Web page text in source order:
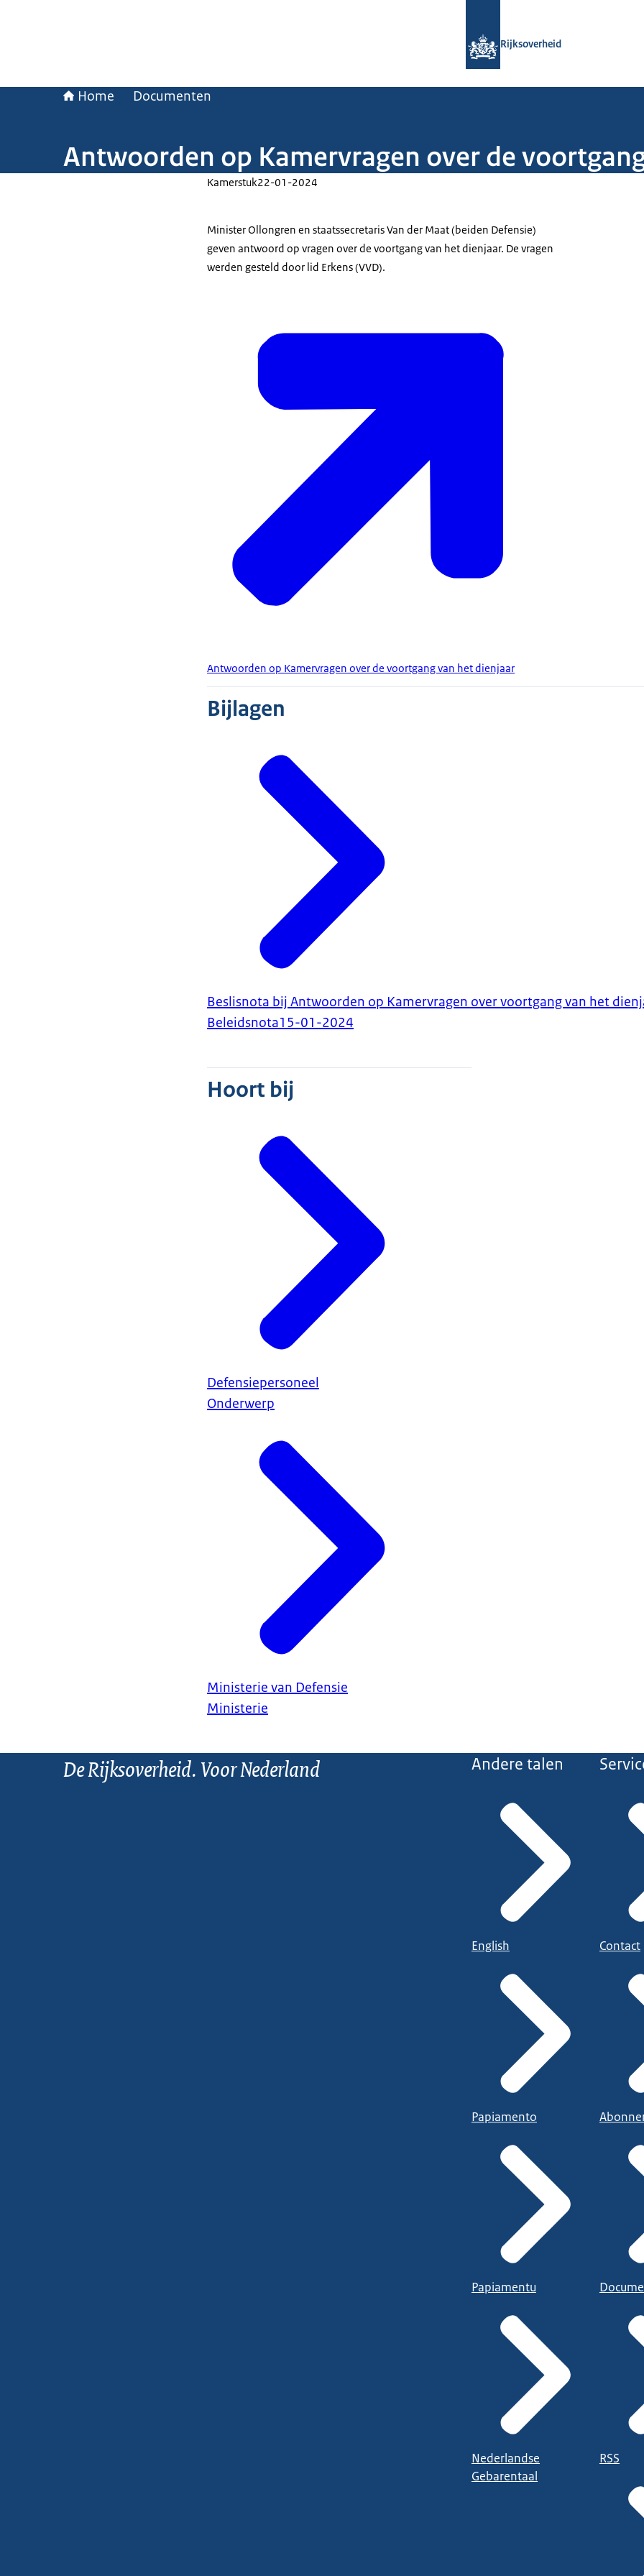
Rijksoverheid
Home Documenten
Antwoorden op Kamervragen over de
Kamerstuk22-01-2024
Minister Ollongren en staatssecretaris Van der Maat (beiden Defensie)
geven antwoord op vragen over de voortgang van het dienjaar. De vragen
werden gesteld door lid Erkens (VVD).
Antwoorden op Kamervragen over de voortgang van het dienjaar
Bijlagen
Beslisnota bij Antwoorden op Kamervragen over voortgang van het
Beleidsnota15-01-2024
Hoort bij
Defensiepersoneel
Onderwerp
Ministerie van Defensie
Ministerie
De Rijksoverheid. Voor Nederland Andere talen
English
Papiamento
Papiamentu
Nederlandse
Gebarentaal
Contact
RSS